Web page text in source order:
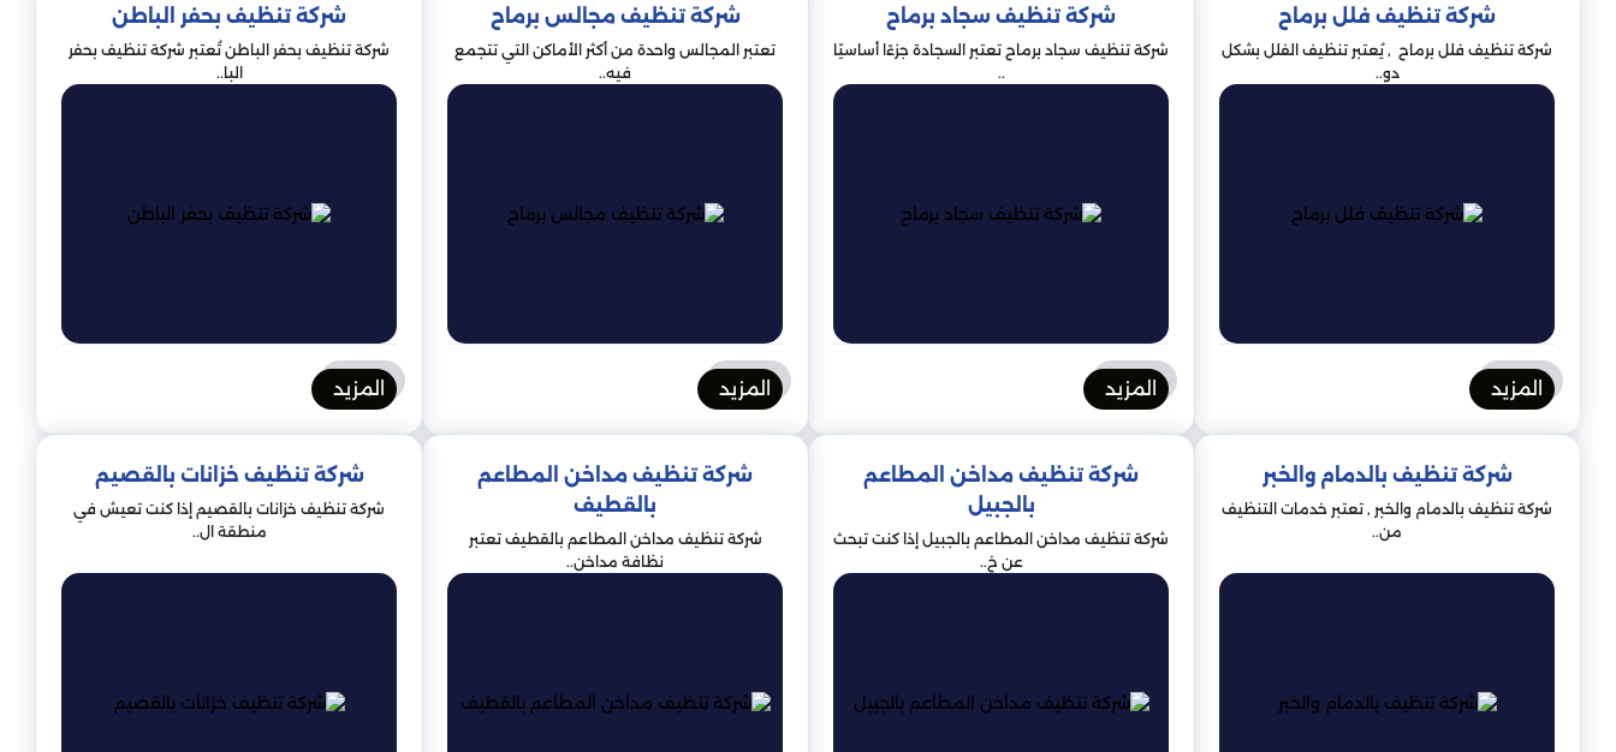
شركة تنظيف فلل برماح
شركة تنظيف فلل برماح , يُعتبر تنظيف الفلل بشكل
دو..
المزيد
شركة تنظيف سجاد برماح
شركة تنظيف سجاد برماح تعتبر السجادة جزءًا أساسيًا
..
المزيد
شركة تنظيف مجالس برماح
تعتبر المجالس واحدة من أكثر الأماكن التي تتجمع
فيه..
المزيد
شركة تنظيف بحفر الباطن
شركة تنظيف بحفر الباطن تُعتبر شركة تنظيف بحفر
البا..
المزيد
شركة تنظيف بالدمام والخبر
شركة تنظيف بالدمام والخبر , تعتبر خدمات التنظيف
من..
شركة تنظيف مداخن المطاعم
بالجبيل
شركة تنظيف مداخن المطاعم بالجبيل إذا كنت تبحث
عن خ..
شركة تنظيف مداخن المطاعم
بالقطيف
شركة تنظيف مداخن المطاعم بالقطيف تعتبر
نظافة مداخن..
شركة تنظيف خزانات بالقصيم
شركة تنظيف خزانات بالقصيم إذا كنت تعيش في
منطقة ال..